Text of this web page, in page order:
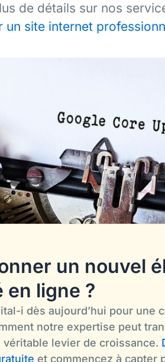
de détails sur nos
un site internet
un nouvel
ligne ?
i dès aujourd’hui pour une
notre expertise peut
véritable levier de croissance.
et commencez à capter